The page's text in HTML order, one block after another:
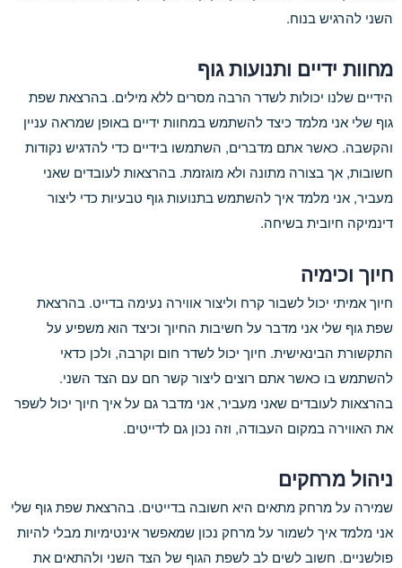
השני להרגיש בנוח.
מחוות ידיים ותנועות גוף
הידיים שלנו יכולות לשדר הרבה מסרים ללא מילים. בהרצאת שפת
גוף שלי אני מלמד כיצד להשתמש במחוות ידיים באופן שמראה עניין
והקשבה. כאשר אתם מדברים, השתמשו בידיים כדי להדגיש נקודות
חשובות, אך בצורה מתונה ולא מוגזמת. בהרצאות לעובדים שאני
מעביר, אני מלמד איך להשתמש בתנועות גוף טבעיות כדי ליצור
דינמיקה חיובית בשיחה.
חיוך וכימיה
חיוך אמיתי יכול לשבור קרח וליצור אווירה נעימה בדייט. בהרצאת
שפת גוף שלי אני מדבר על חשיבות החיוך וכיצד הוא משפיע על
התקשורת הבינאישית. חיוך יכול לשדר חום וקרבה, ולכן כדאי
להשתמש בו כאשר אתם רוצים ליצור קשר חם עם הצד השני.
בהרצאות לעובדים שאני מעביר, אני מדבר גם על איך חיוך יכול לשפר
את האווירה במקום העבודה, וזה נכון גם לדייטים.
ניהול מרחקים
שמירה על מרחק מתאים היא חשובה בדייטים. בהרצאת שפת גוף שלי
אני מלמד איך לשמור על מרחק נכון שמאפשר אינטימיות מבלי להיות
פולשניים. חשוב לשים לב לשפת הגוף של הצד השני ולהתאים את